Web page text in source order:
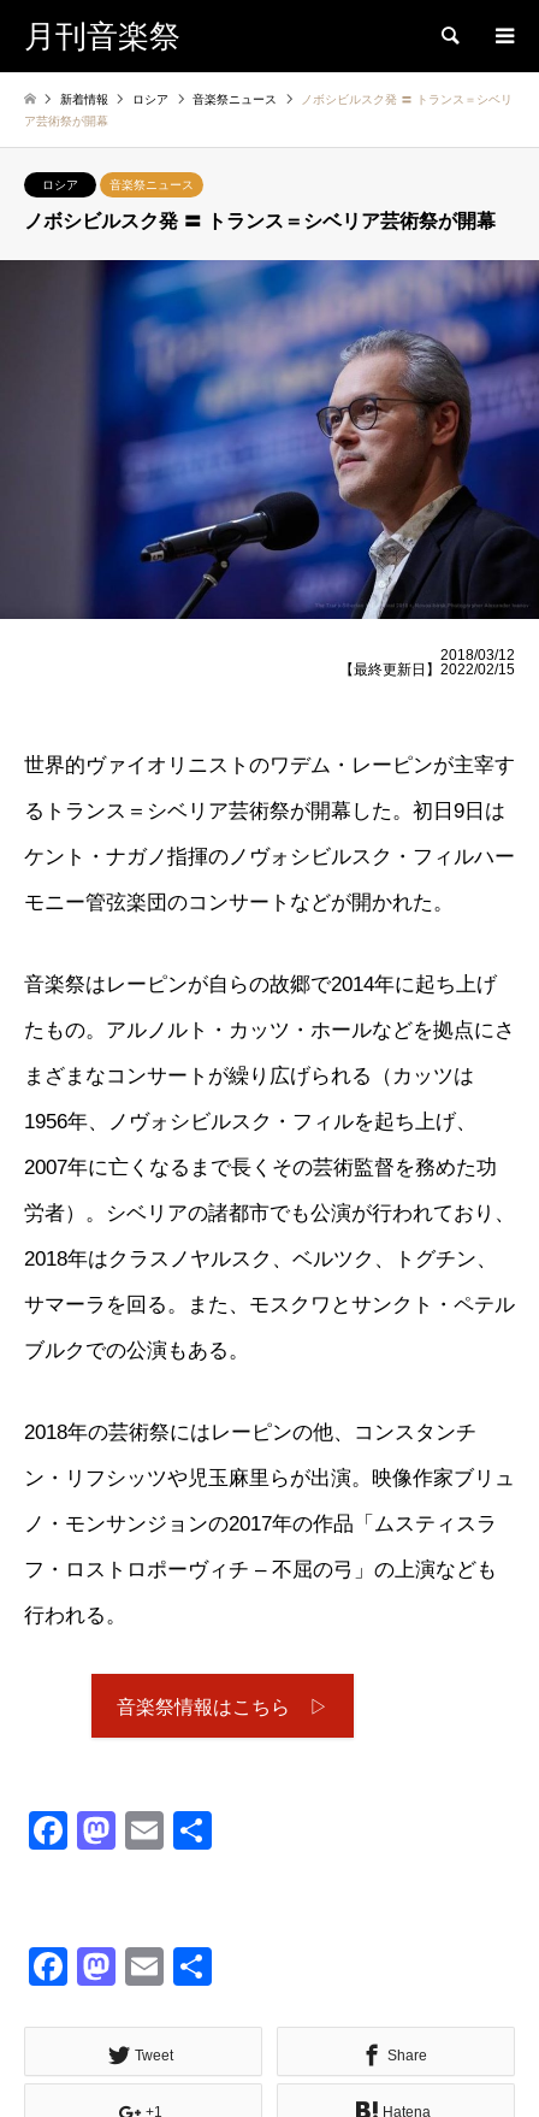
月刊音楽祭 検索
新着情報 ロシア 音楽祭ニュース
ノボシビルスク発 〓 トランス＝シベリ
ア芸術祭が開幕
ロシア 音楽祭ニュース
ノボシビルスク発 〓 トランス＝シベリア芸術祭が開幕
2018/03/12
【最終更新日】2022/02/15
世界的ヴァイオリニストのワデム・レーピンが主宰す
るトランス＝シベリア芸術祭が開幕した。初日9日は
ケント・ナガノ指揮のノヴォシビルスク・フィルハー
モニー管弦楽団のコンサートなどが開かれた。
音楽祭はレーピンが自らの故郷で2014年に起ち上げ
たもの。アルノルト・カッツ・ホールなどを拠点にさ
まざまなコンサートが繰り広げられる（カッツは
1956年、ノヴォシビルスク・フィルを起ち上げ、
2007年に亡くなるまで長くその芸術監督を務めた功
労者）。シベリアの諸都市でも公演が行われており、
2018年はクラスノヤルスク、ベルツク、トグチン、
サマーラを回る。また、モスクワとサンクト・ペテル
ブルクでの公演もある。
2018年の芸術祭にはレーピンの他、コンスタンチ
ン・リフシッツや児玉麻里らが出演。映像作家ブリュ
ノ・モンサンジョンの2017年の作品「ムスティスラ
フ・ロストロポーヴィチ – 不屈の弓」の上演なども
行われる。
音楽祭情報はこちら ▷
Facebook
Mastodon
Email
Facebook
Mastodon
Email
Tweet Share
+1 Hatena